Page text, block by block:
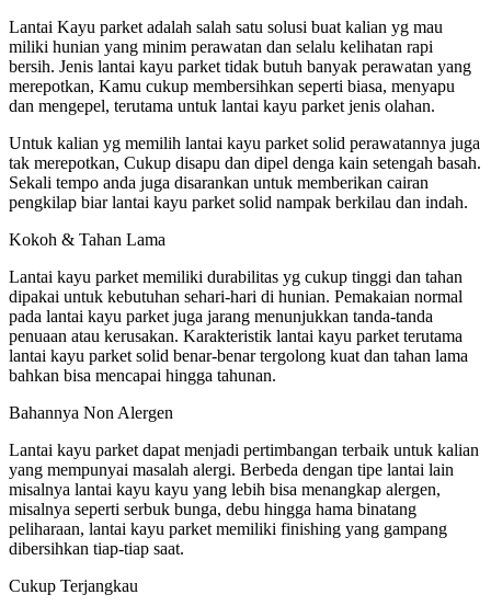
Lantai Kayu parket adalah salah satu solusi buat kalian yg mau
miliki hunian yang minim perawatan dan selalu kelihatan rapi
bersih. Jenis lantai kayu parket tidak butuh banyak perawatan yang
merepotkan, Kamu cukup membersihkan seperti biasa, menyapu
dan mengepel, terutama untuk lantai kayu parket jenis olahan.
Untuk kalian yg memilih lantai kayu parket solid perawatannya juga
tak merepotkan, Cukup disapu dan dipel denga kain setengah basah.
Sekali tempo anda juga disarankan untuk memberikan cairan
pengkilap biar lantai kayu parket solid nampak berkilau dan indah.
Kokoh & Tahan Lama
Lantai kayu parket memiliki durabilitas yg cukup tinggi dan tahan
dipakai untuk kebutuhan sehari-hari di hunian. Pemakaian normal
pada lantai kayu parket juga jarang menunjukkan tanda-tanda
penuaan atau kerusakan. Karakteristik lantai kayu parket terutama
lantai kayu parket solid benar-benar tergolong kuat dan tahan lama
bahkan bisa mencapai hingga tahunan.
Bahannya Non Alergen
Lantai kayu parket dapat menjadi pertimbangan terbaik untuk kalian
yang mempunyai masalah alergi. Berbeda dengan tipe lantai lain
misalnya lantai kayu kayu yang lebih bisa menangkap alergen,
misalnya seperti serbuk bunga, debu hingga hama binatang
peliharaan, lantai kayu parket memiliki finishing yang gampang
dibersihkan tiap-tiap saat.
Cukup Terjangkau